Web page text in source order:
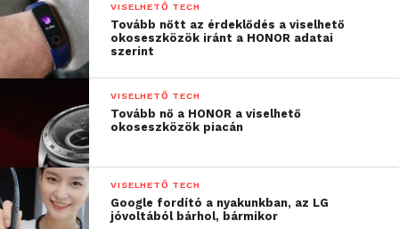
VISELHETŐ TECH
Tovább nőtt az érdeklődés a viselhető
okoseszközök iránt a HONOR adatai
szerint
VISELHETŐ TECH
Tovább nő a HONOR a viselhető
okoseszközök piacán
VISELHETŐ TECH
Google fordító a nyakunkban, az LG
jóvoltából bárhol, bármikor